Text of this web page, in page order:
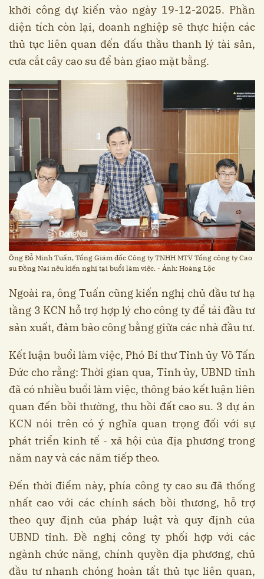
khởi công dự kiến vào ngày 19-12-2025. Phần
diện tích còn lại, doanh nghiệp sẽ thực hiện các
thủ tục liên quan đến đấu thầu thanh lý tài sản,
cưa cắt cây cao su để bàn giao mặt bằng.
Ông Đỗ Minh Tuấn, Tổng Giám đốc Công ty TNHH MTV Tổng công ty Cao
su Đồng Nai nêu kiến nghị tại buổi làm việc. - Ảnh: Hoàng Lộc
Ngoài ra, ông Tuấn cũng kiến nghị chủ đầu tư hạ
tầng 3 KCN hỗ trợ hợp lý cho công ty để tái đầu tư
sản xuất, đảm bảo công bằng giữa các nhà đầu tư.
Kết luận buổi làm việc, Phó Bí thư Tỉnh ủy Võ Tấn
Đức cho rằng: Thời gian qua, Tỉnh ủy, UBND tỉnh
đã có nhiều buổi làm việc, thông báo kết luận liên
quan đến bồi thường, thu hồi đất cao su. 3 dự án
KCN nói trên có ý nghĩa quan trọng đối với sự
phát triển kinh tế - xã hội của địa phương trong
năm nay và các năm tiếp theo.
Đến thời điểm này, phía công ty cao su đã thống
nhất cao với các chính sách bồi thương, hỗ trợ
theo quy định của pháp luật và quy định của
UBND tỉnh. Đề nghị công ty phối hợp với các
ngành chức năng, chính quyền địa phương, chủ
đầu tư nhanh chóng hoàn tất thủ tục liên quan,